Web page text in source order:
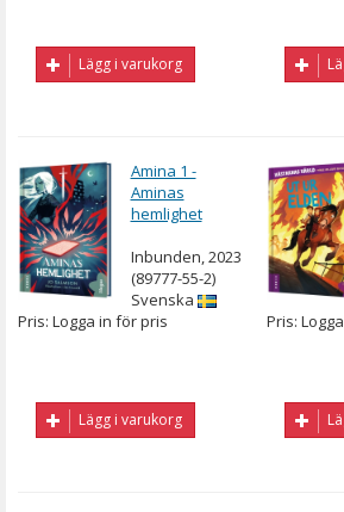
Lägg i varukorg
Amina 1 -
Aminas
hemlighet
Inbunden, 2023
(89777-55-2)
Svenska
Pris: Logga in för pris
Lägg i varukorg
Pris: